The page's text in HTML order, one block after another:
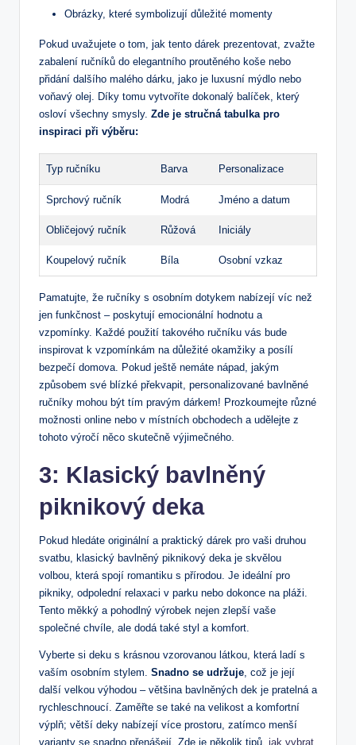
Obrázky, které symbolizují důležité momenty
Pokud uvažujete o tom, ⁣jak tento dárek‌ prezentovat, zvažte
zabalení ručníků do elegantního proutěného koše nebo
přidání dalšího malého dárku, jako je ‍luxusní mýdlo nebo
voňavý olej. Díky tomu vytvoříte dokonalý balíček, který
osloví všechny smysly. Zde je stručná tabulka⁤ pro
inspiraci při výběru:
Typ ručníku Barva Personalizace
Sprchový‌ ručník Modrá Jméno a datum
Obličejový ručník Růžová Iniciály
Koupelový ručník Bíla Osobní vzkaz
Pamatujte, že ručníky s osobním dotykem nabízejí víc než
jen funkčnost – ⁤poskytují emocionální hodnotu a
vzpomínky. Každé použití takového ručníku vás bude
inspirovat k vzpomínkám na důležité okamžiky a posílí
bezpečí domova. Pokud‌ ještě nemáte ⁢nápad, jakým
způsobem své blízké ‍překvapit, personalizované bavlněné
ručníky mohou být tím pravým dárkem! Prozkoumejte různé
možnosti ⁣online nebo v místních obchodech a udělejte z
‍tohoto výročí něco skutečně výjimečného.
3: Klasický bavlněný
piknikový ‌deka
Pokud hledáte originální a praktický dárek pro vaši druhou
svatbu, klasický bavlněný piknikový deka je skvělou
volbou, která spojí romantiku s ‌přírodou. Je ideální pro
‌pikniky, odpolední relaxaci v‌ parku ⁤nebo dokonce na⁢ pláži.
Tento měkký a pohodlný⁣ výrobek nejen⁤ zlepší vaše
společné ⁢chvíle, ale dodá také styl a komfort.
Vyberte ⁣si⁤ deku s krásnou vzorovanou látkou, která ladí s
vaším osobním stylem. Snadno se udržuje , což je její
další velkou výhodou – většina bavlněných dek je pratelná a
rychleschnoucí. Zaměřte se‍ také na velikost a komfortní
výplň; větší deky nabízejí více prostoru, zatímco menší
varianty se snadno přenášejí. ‍Zde je několik tipů, jak vybrat